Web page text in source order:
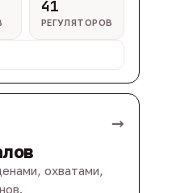
41
РЕГУЛЯТОРОВ
→
охватами,